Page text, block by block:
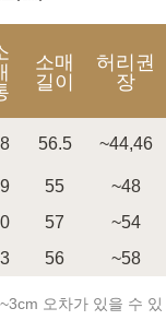
소매
길이
허리권
장
56.5 ~44,46
55
~48
57
~54
56 ~58
오차가 있을 수 있